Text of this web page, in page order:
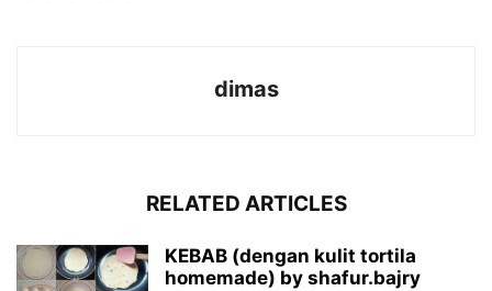
dimas
RELATED ARTICLES
KEBAB (dengan kulit tortila
homemade) by shafur.bajry